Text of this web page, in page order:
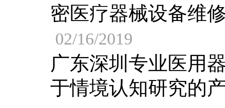
密医疗器械设备维
02/16/2019
广东深圳专业医用
于情境认知研究的